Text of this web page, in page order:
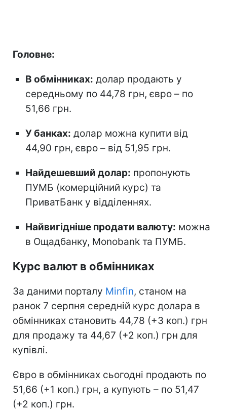
Головне:
В обмінниках: долар продають у
середньому по 44,78 грн, євро – по
51,66 грн.
У банках: долар можна купити від
44,90 грн, євро – від 51,95 грн.
Найдешевший долар: пропонують
ПУМБ (комерційний курс) та
ПриватБанк у відділеннях.
Найвигідніше продати валюту: можна
в Ощадбанку, Monobank та ПУМБ.
Курс валют в обмінниках
За даними порталу Minfin, станом на
ранок 7 серпня середній курс долара в
обмінниках становить 44,78 (+3 коп.) грн
для продажу та 44,67 (+2 коп.) грн для
купівлі.
Євро в обмінниках сьогодні продають по
51,66 (+1 коп.) грн, а купують – по 51,47
(+2 коп.) грн.